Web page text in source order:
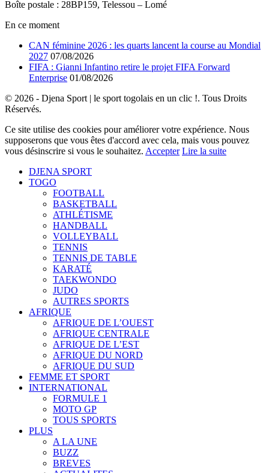
Boîte postale : 28BP159, Telessou – Lomé
En ce moment
CAN féminine 2026 : les quarts lancent la course au Mondial
2027 07/08/2026
FIFA : Gianni Infantino retire le projet FIFA Forward
Enterprise 01/08/2026
© 2026 - Djena Sport | le sport togolais en un clic !. Tous Droits
Réservés.
Ce site utilise des cookies pour améliorer votre expérience. Nous
supposerons que vous êtes d'accord avec cela, mais vous pouvez
vous désinscrire si vous le souhaitez. Accepter Lire la suite
DJENA SPORT
TOGO
FOOTBALL
BASKETBALL
ATHLÉTISME
HANDBALL
VOLLEYBALL
TENNIS
TENNIS DE TABLE
KARATÉ
TAEKWONDO
JUDO
AUTRES SPORTS
AFRIQUE
AFRIQUE DE L’OUEST
AFRIQUE CENTRALE
AFRIQUE DE L’EST
AFRIQUE DU NORD
AFRIQUE DU SUD
FEMME ET SPORT
INTERNATIONAL
FORMULE 1
MOTO GP
TOUS SPORTS
PLUS
A LA UNE
BUZZ
BREVES